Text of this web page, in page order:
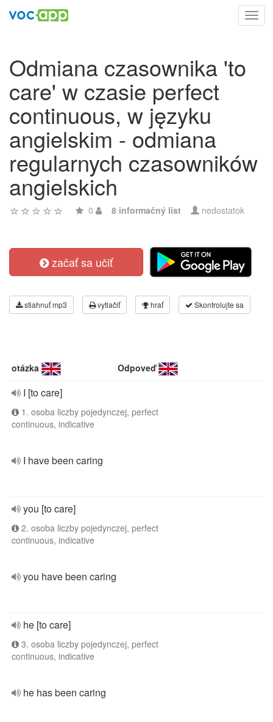
Odmiana czasownika 'to
care' w czasie perfect
continuous, w języku
angielskim - odmiana
regularnych czasowników
angielskich
0 8 informačný list nedostatok
začať sa učiť
stiahnuť mp3 vytlačiť hrať Skontrolujte sa
otázka Odpoveď
I [to care]
1. osoba liczby pojedynczej, perfect
continuous, indicative
I have been caring
you [to care]
2. osoba liczby pojedynczej, perfect
continuous, indicative
you have been caring
he [to care]
3. osoba liczby pojedynczej, perfect
continuous, indicative
he has been caring